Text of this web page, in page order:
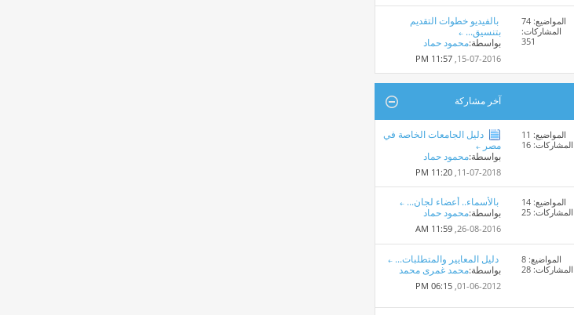
مشاهدة
تغذيات
المواضيع: 74
المشاركات:
351
بالفيديو خطوات التقديم
بتنسيق...
بواسطة:محمود حماد
15-07-2016,
11:57 PM
آخر مشاركة
مشاهدة
تغذيات
المواضيع: 11
المشاركات: 16
دليل الجامعات الخاصة في
مصر
بواسطة:محمود حماد
11-07-2018,
11:20 PM
مشاهدة
تغذيات
المواضيع: 14
المشاركات: 25
بالأسماء.. أعضاء لجان...
بواسطة:محمود حماد
26-08-2016,
11:59 AM
مشاهدة
تغذيات
المواضيع: 8
المشاركات: 28
دليل المعايير والمتطلبات...
بواسطة:محمد غمرى محمد
01-06-2012,
06:15 PM